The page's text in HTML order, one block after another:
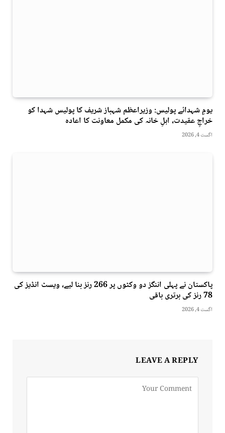
یومِ شہدائے پولیس: وزیراعظم شہباز شریف کا پولیس شہدا کو
خراجِ عقیدت، اہلِ خانہ کی مکمل معاونت کا اعادہ
اگست 4, 2026
پاکستان نے پہلی اننگز دو وکٹوں پر 266 رنز بنا لیے، ویسٹ انڈیز کی
78 رنز کی برتری باقی
اگست 4, 2026
LEAVE A REPLY